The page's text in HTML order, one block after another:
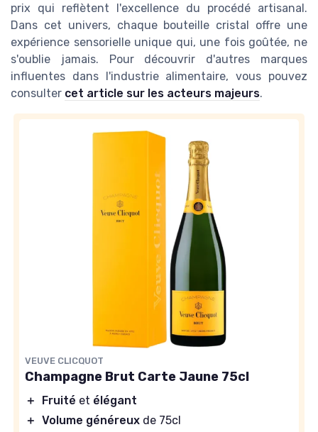
prix qui reflètent l'excellence du procédé artisanal.
Dans cet univers, chaque bouteille cristal offre une
expérience sensorielle unique qui, une fois goûtée, ne
s'oublie jamais. Pour découvrir d'autres marques
influentes dans l'industrie alimentaire, vous pouvez
consulter cet article sur les acteurs majeurs.
VEUVE CLICQUOT
Champagne Brut Carte Jaune 75cl
＋ Fruité et élégant
＋ Volume généreux de 75cl